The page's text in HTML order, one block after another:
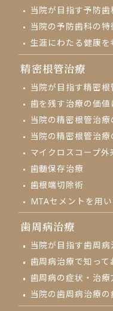
当院が目指す予防歯
当院の予防歯科の特
生涯にわたる健康を
精密根管治療
当院が目指す精密根
歯を残す治療の価値
当院の精密根管治
当院の精密根管治療
マイクロスコープ外
⻭髄保存治療
歯根端切除術
MTAセメントを用
歯周病治療
当院が目指す歯周病
歯周病治療で知って
歯周病の症状・治療
当院の歯周病治療の